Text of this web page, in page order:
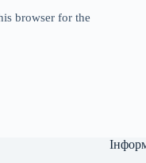
browser for the